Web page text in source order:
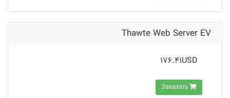
Thawte Web Server EV
176.41USD
Заказать